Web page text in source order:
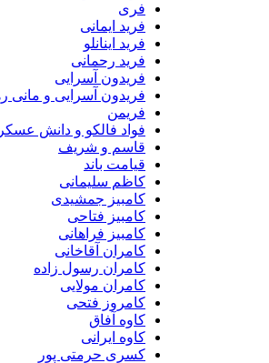
فرید ایمانی
فرید اینانلو
فرید رحمانی
فریدون آسرایی
فریدون آسرایی و مانی رهنما
فواد فالکو و دانش عسکری
قاسم و شریف
قیامت باند
کاظم سلیمانی
کامبیز جمشیدی
کامبیز فتاحی
کامبیز فراهانی
کامران آقاخانی
کامران رسول زاده
کامران مولایی
کامروز فتحی
کاوه آفاق
کاوه ایرانی
کسری حرمتی پور